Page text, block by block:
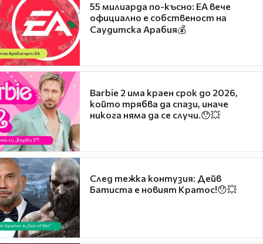
55 милиарда по-късно: EA вече
официално е собственост на
Саудитска Арабия💰
Barbie 2 има краен срок до 2026,
който трябва да спази, иначе
никога няма да се случи.😯💥
След тежка контузия: Дейв
Батиста е новият Кратос!😯💥